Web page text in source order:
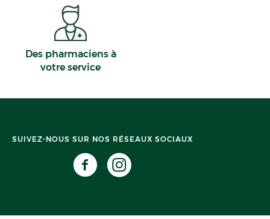
Des pharmaciens à
votre service
SUIVEZ-NOUS SUR NOS RÉSEAUX SOCIAUX